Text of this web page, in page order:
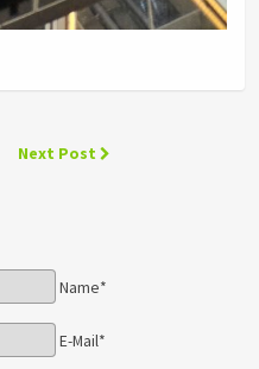
Next Post
Name*
E-Mail*